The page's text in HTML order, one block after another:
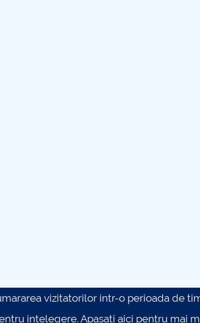
vizitatorilor intr-o perioada de
intelegere.Apasati aici pentru mai